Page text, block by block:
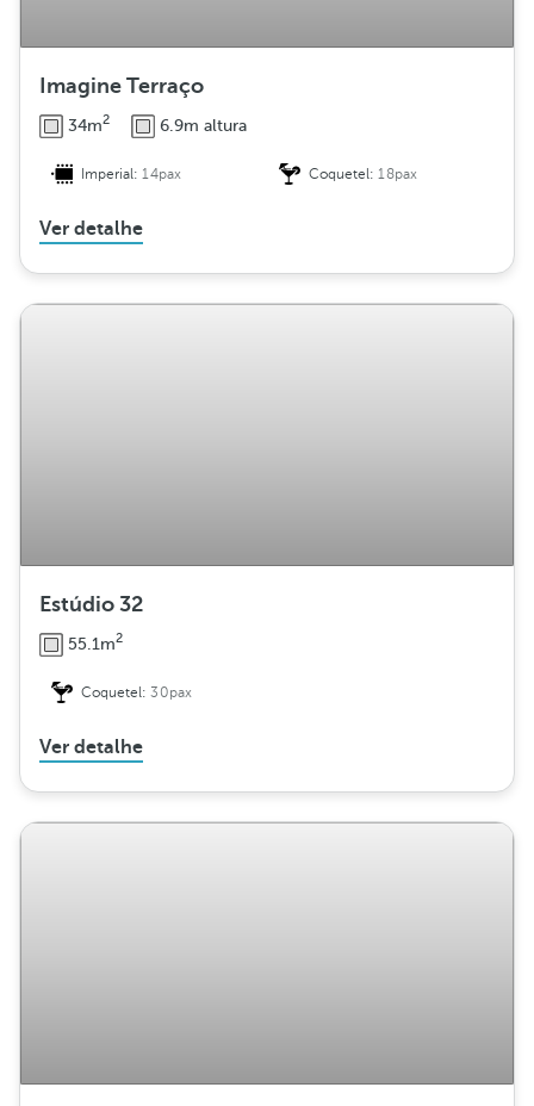
Imagine Terraço
34m2 6.9m altura
Imperial:14pax Coquetel:18pax
Ver detalhe
Estúdio 32
55.1m2
Coquetel:30pax
Ver detalhe